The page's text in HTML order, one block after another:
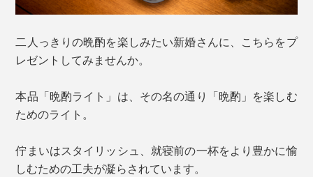
二人っきりの晩酌を楽しみたい新婚さんに、こちらをプ
レゼントしてみませんか。
本品「晩酌ライト」は、その名の通り「晩酌」を楽しむ
ためのライト。
佇まいはスタイリッシュ、就寝前の一杯をより豊かに愉
しむための工夫が凝らされています。